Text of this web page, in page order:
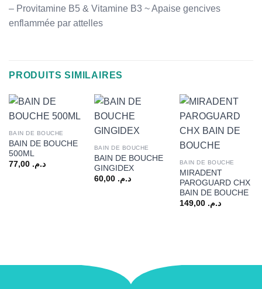
– Provitamine B5 & Vitamine B3 ~ Apaise gencives
enflammée par attelles
PRODUITS SIMILAIRES
BAIN DE BOUCHE
BAIN DE BOUCHE
500ML
د.م. 77,00
BAIN DE BOUCHE
BAIN DE BOUCHE
GINGIDEX
د.م. 60,00
BAIN DE BOUCHE
MIRADENT
PAROGUARD CHX
BAIN DE BOUCHE
د.م. 149,00